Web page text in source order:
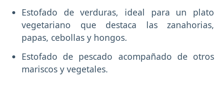
Estofado de verduras, ideal para un plato
vegetariano que destaca las zanahorias,
papas, cebollas y hongos.
Estofado de pescado acompañado de otros
mariscos y vegetales.